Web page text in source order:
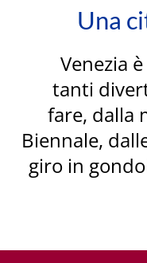
Una
Venezia
tanti
fare, dalla
Biennale,
giro in